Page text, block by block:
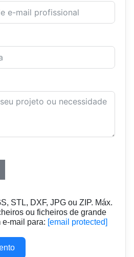
STL, DXF, JPG ou ZIP. Máx.
ou ficheiros de grande
mail para: [email protected]